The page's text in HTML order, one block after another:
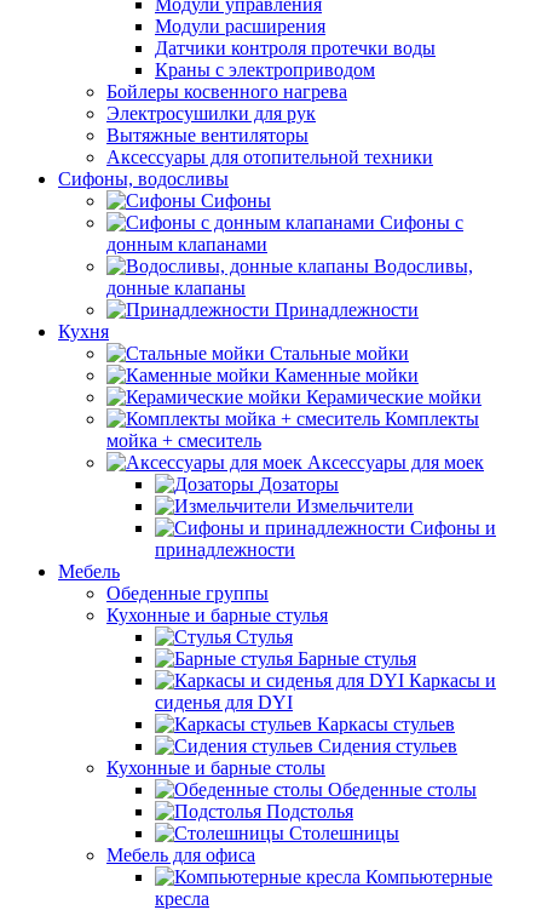
Модули управления
Модули расширения
Датчики контроля протечки воды
Краны с электроприводом
Бойлеры косвенного нагрева
Электросушилки для рук
Вытяжные вентиляторы
Аксессуары для отопительной техники
Сифоны, водосливы
Сифоны
Сифоны с
донным клапанами
Водосливы,
донные клапаны
Принадлежности
Кухня
Стальные мойки
Каменные мойки
Керамические мойки
Комплекты
мойка + смеситель
Аксессуары для моек
Дозаторы
Измельчители
Сифоны и
принадлежности
Мебель
Обеденные группы
Кухонные и барные стулья
Стулья
Барные стулья
Каркасы и
сиденья для DYI
Каркасы стульев
Сидения стульев
Кухонные и барные столы
Обеденные столы
Подстолья
Столешницы
Мебель для офиса
Компьютерные
кресла